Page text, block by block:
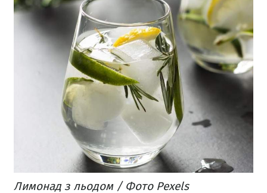
Лимонад з льодом / Фото Pexels